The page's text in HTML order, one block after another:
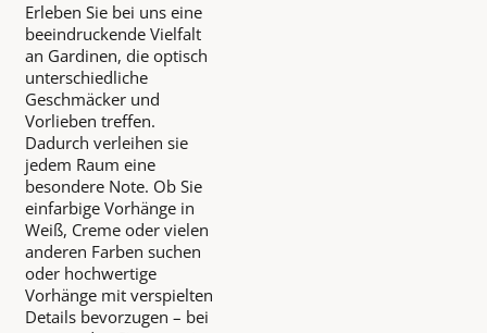
Erleben Sie bei uns eine
beeindruckende Vielfalt
an Gardinen, die optisch
unterschiedliche
Geschmäcker und
Vorlieben treffen.
Dadurch verleihen sie
jedem Raum eine
besondere Note. Ob Sie
einfarbige Vorhänge in
Weiß, Creme oder vielen
anderen Farben suchen
oder hochwertige
Vorhänge mit verspielten
Details bevorzugen – bei